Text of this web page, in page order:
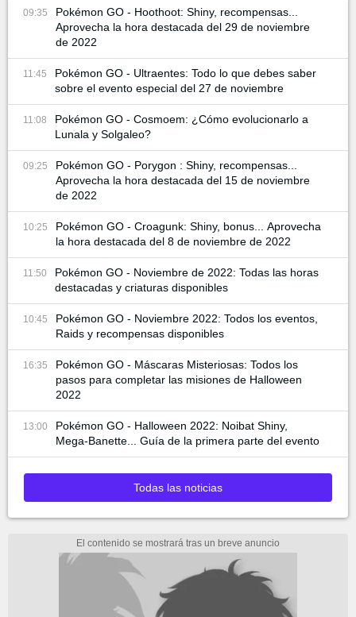
09:35
Pokémon GO - Hoothoot: Shiny, recompensas...
Aprovecha la hora destacada del 29 de noviembre
de 2022
11:45
Pokémon GO - Ultraentes: Todo lo que debes saber
sobre el evento especial del 27 de noviembre
11:08
Pokémon GO - Cosmoem: ¿Cómo evolucionarlo a
Lunala y Solgaleo?
09:25
Pokémon GO - Porygon : Shiny, recompensas...
Aprovecha la hora destacada del 15 de noviembre
de 2022
10:25
Pokémon GO - Croagunk: Shiny, bonus... Aprovecha
la hora destacada del 8 de noviembre de 2022
11:50
Pokémon GO - Noviembre de 2022: Todas las horas
destacadas y criaturas disponibles
10:45
Pokémon GO - Noviembre 2022: Todos los eventos,
Raids y recompensas disponibles
16:35
Pokémon GO - Máscaras Misteriosas: Todos los
pasos para completar las misiones de Halloween
2022
13:00
Pokémon GO - Halloween 2022: Noibat Shiny,
Mega-Banette... Guía de la primera parte del evento
Todas las noticias